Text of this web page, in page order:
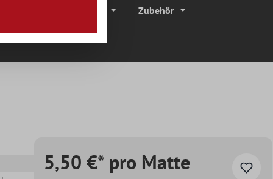
Zubehör
5,50 €* pro Matte